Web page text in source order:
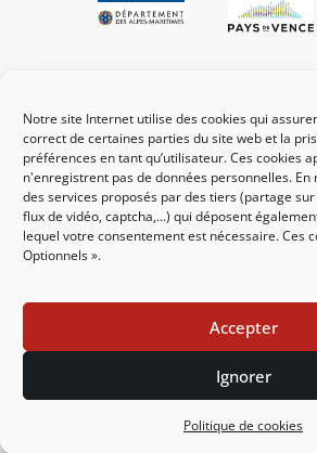
Notre site Internet utilise des cookies qui
correct de certaines parties du site web et la
préférences en tant qu’utilisateur. Ces cookies
n'enregistrent pas de données personnelles. En
des services proposés par des tiers (partage
flux de vidéo, captcha,...) qui déposent
lequel votre consentement est nécessaire. Ces
Optionnels ».
Accepter
Ignorer
Politique de cookies
Mes démarches
Portail familles
Guichet urbanisme
CCAS
Nous contacter
Accessibilité : partiellement conforme